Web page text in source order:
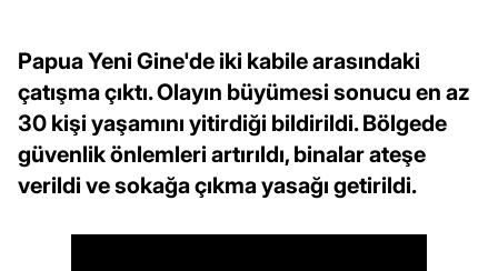
Papua Yeni Gine'de iki kabile arasındaki
çatışma çıktı. Olayın büyümesi sonucu en az
30 kişi yaşamını yitirdiği bildirildi. Bölgede
güvenlik önlemleri artırıldı, binalar ateşe
verildi ve sokağa çıkma yasağı getirildi.